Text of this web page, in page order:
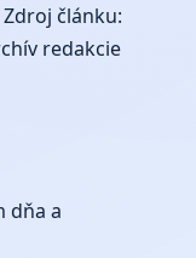
Zdroj článku:
redakcie
dňa a